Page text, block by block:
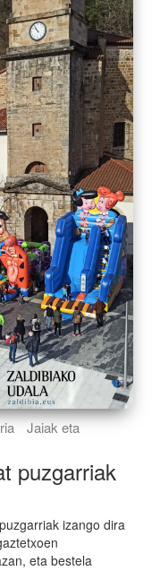
Jaiak eta
puzgarriak
izango dira
eta bestela